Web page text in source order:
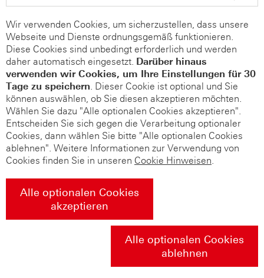
Wir verwenden Cookies, um sicherzustellen, dass unsere
Webseite und Dienste ordnungsgemäß funktionieren.
Diese Cookies sind unbedingt erforderlich und werden
daher automatisch eingesetzt. Darüber hinaus
verwenden wir Cookies, um Ihre Einstellungen für 30
Tage zu speichern. Dieser Cookie ist optional und Sie
können auswählen, ob Sie diesen akzeptieren möchten.
Wählen Sie dazu "Alle optionalen Cookies akzeptieren".
Entscheiden Sie sich gegen die Verarbeitung optionaler
Cookies, dann wählen Sie bitte "Alle optionalen Cookies
ablehnen". Weitere Informationen zur Verwendung von
Cookies finden Sie in unseren Cookie Hinweisen.
Alle optionalen Cookies
akzeptieren
Alle optionalen Cookies
ablehnen